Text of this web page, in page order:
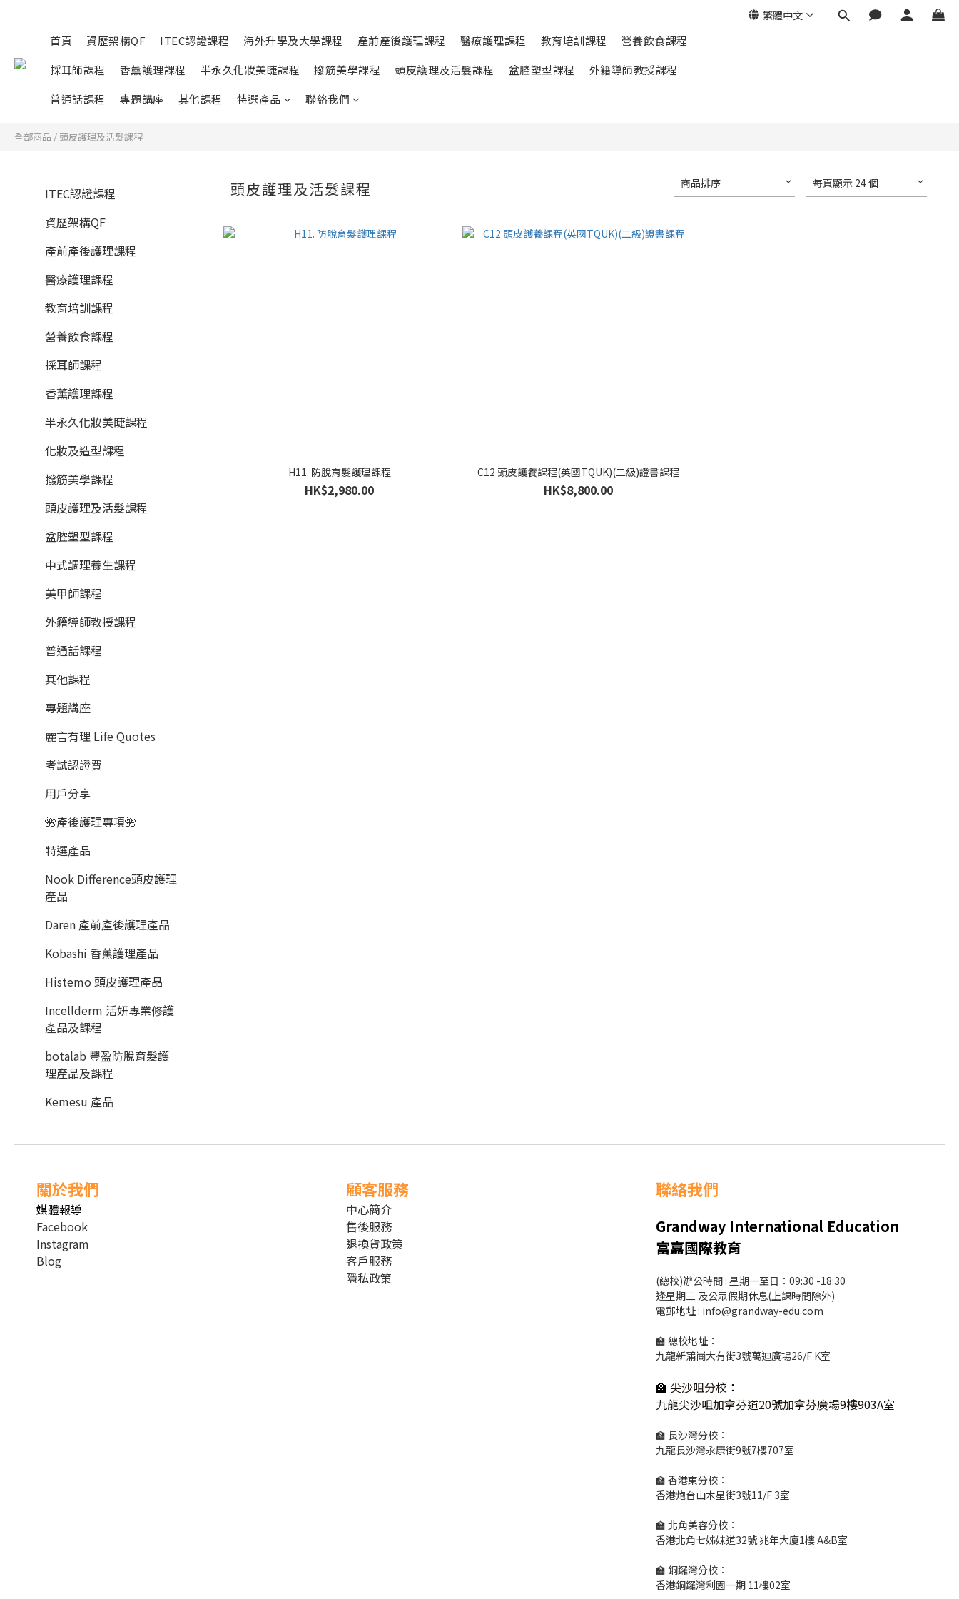
繁體中文
首頁 資歷架構QF ITEC認證課程 海外升學及大學課程 產前產後護理課程 醫療護理課程 教育培訓課程
營養飲食課程
採耳師課程
香薰護理課程 半永久化妝美睫課程 撥筋美學課程 頭皮護理及活髮課程 盆腔塑型課程
外籍導師教授課程
普通話課程
專題講座 其他課程 特選產品 聯絡我們
全部商品 / 頭皮護理及活髮課程
ITEC認證課程
資歷架構QF
產前產後護理課程
醫療護理課程
教育培訓課程
營養飲食課程
採耳師課程
香薰護理課程
半永久化妝美睫課程
化妝及造型課程
撥筋美學課程
頭皮護理及活髮課程
盆腔塑型課程
中式調理養生課程
美甲師課程
外籍導師教授課程
普通話課程
其他課程
專題講座
麗言有理 Life Quotes
考試認證費
用戶分享
🌺產後護理專項🌺
特選產品
Nook Difference頭皮護理
產品
Daren 產前產後護理產品
Kobashi 香薰護理產品
Histemo 頭皮護理產品
Incellderm 活妍專業修護
產品及課程
botalab 豐盈防脫育髮護
理產品及課程
Kemesu 產品
頭皮護理及活髮課程 商品排序 每頁顯示 24 個
H11. 防脫育髮護理課程
HK$2,980.00
C12 頭皮護養課程(英國TQUK)(二級)證書課程
HK$8,800.00
關於我們
媒體報導
Facebook
Instagram
Blog
顧客服務
中心簡介
售後服務
退換貨政策
客戶服務
隱私政策
聯絡我們
Grandway International Education
富嘉國際教育
(總校)辦公時間 : 星期一至日：09:30 -18:30
逢星期三 及公眾假期休息(上課時間除外)
電郵地址 : info@grandway-edu.com
🏫 總校地址：
九龍新蒲崗大有街3號萬迪廣場26/F K室
🏫 尖沙咀分校 ：
九龍尖沙咀加拿芬道20號加拿芬廣場9樓903A室
🏫 長沙灣分校：
九龍長沙灣永康街9號7樓707室
🏫 香港東分校：
香港炮台山木星街3號11/F 3室
🏫 北角美容分校：
香港北角七姊妹道32號 兆年大廈1樓 A&B室
🏫 銅鑼灣分校：
香港銅鑼灣利園一期 11樓02室